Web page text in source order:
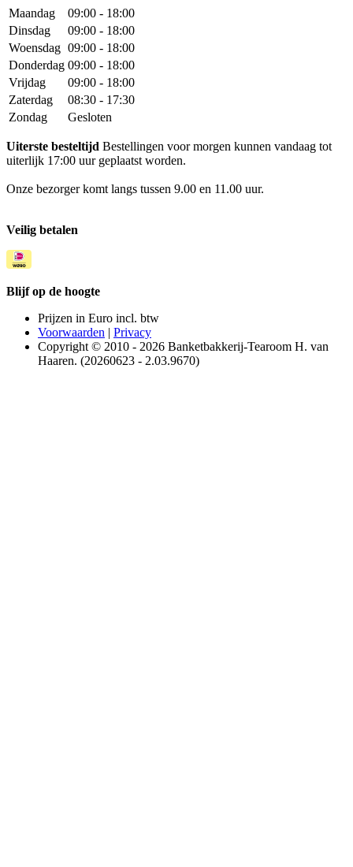
Maandag
09:00 - 18:00
Dinsdag
09:00 - 18:00
Woensdag 09:00 - 18:00
Donderdag 09:00 - 18:00
Vrijdag
09:00 - 18:00
Zaterdag
08:30 - 17:30
Zondag
Gesloten
Uiterste besteltijd Bestellingen voor morgen kunnen vandaag tot
uiterlijk 17:00 uur geplaatst worden.
Onze bezorger komt langs tussen 9.00 en 11.00 uur.
Veilig betalen
Blijf op de hoogte
Prijzen in Euro incl. btw
Voorwaarden | Privacy
Copyright © 2010 - 2026 Banketbakkerij-Tearoom H. van
Haaren. (20260623 - 2.03.9670)